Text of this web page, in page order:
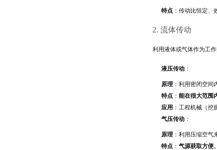
特点 ：传动比恒定
2. 流体传动
利用液体或气体作为工
液压传动 ：
原理 ：利用密闭空
特点 ： 能在很大范围
应用 ：工程机械（
气压传动 ：
原理 ：利用压缩空气
特点 ： 气源获取方便